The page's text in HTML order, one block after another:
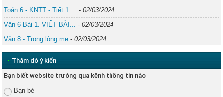
Toán 6 - KNTT - Tiết 1:...
- 02/03/2024
Văn 6-Bài 1. VIẾT BÀI...
- 02/03/2024
Văn 8 - Trong lòng mẹ - 02/03/2024
• Thăm dò ý kiến
Bạn biết website trường qua kênh thông tin nào
Bạn bè